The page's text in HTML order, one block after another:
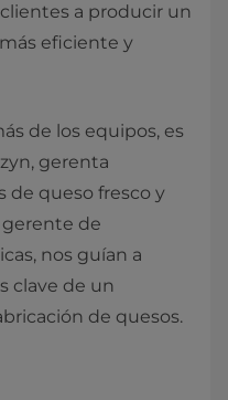
a producir un
eficiente y
de los equipos, es
gerenta
de queso fresco y
gerente de
nos guían a
clave de un
de quesos.